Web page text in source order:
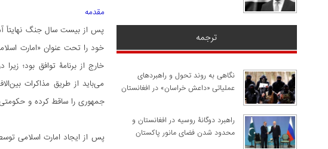
مقدمه
پس از بیست سال جنگ نهایتاً
خود را تحت عنوان «امارت
خارج از برنامۀ توافق بود؛
می‌باید از طریق مذاکرات
جمهوری را ساقط کرده و
پس از ایجاد امارت اسلامی
ترجمه
نگاهی به روند تحول و راهبردهای
عملیاتی «داعش خراسان» در افغانستان
راهبرد دوگانۀ روسیه در افغانستان و
محدود شدن فضای مانور پاکستان